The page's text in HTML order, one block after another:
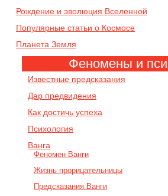
Рождение и эволюция Вселенной
Популярные статьи о Космосе
Планета Земля
Феномены и
Известные предсказания
Дар предвидения
Как достичь успеха
Психология
Ванга
Феномен Ванги
Жизнь прорицательницы
Предсказания Ванги